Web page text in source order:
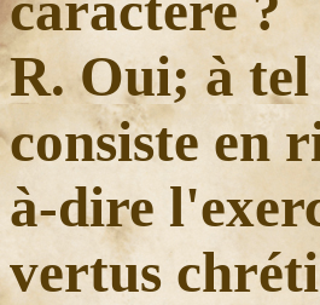
R. Oui; à
consiste en
à-dire
vertus